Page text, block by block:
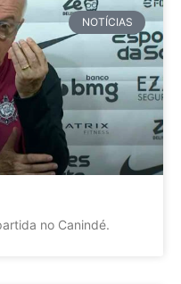
NOTÍCIAS
no Canindé.